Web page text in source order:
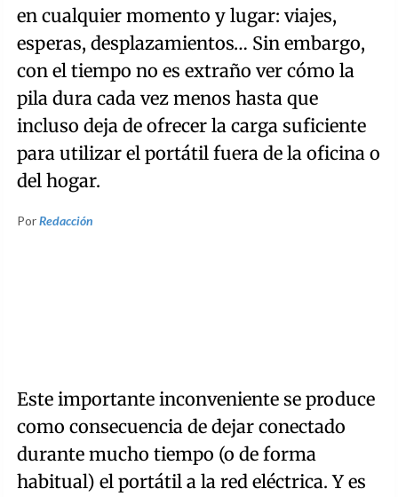
en cualquier momento y lugar: viajes,
esperas, desplazamientos… Sin embargo,
con el tiempo no es extraño ver cómo la
pila dura cada vez menos hasta que
incluso deja de ofrecer la carga suficiente
para utilizar el portátil fuera de la oficina o
del hogar.
PorRedacción
Este importante inconveniente se produce
como consecuencia de dejar conectado
durante mucho tiempo (o de forma
habitual) el portátil a la red eléctrica. Y es